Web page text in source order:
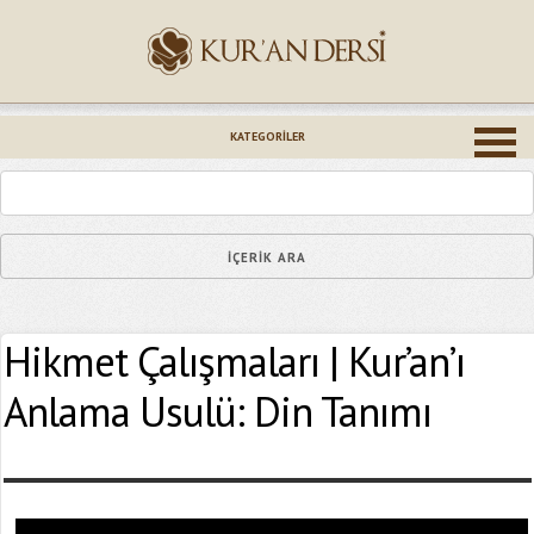
KATEGORILER
Hikmet Çalışmaları | Kur’an’ı
Anlama Usulü: Din Tanımı
Epostanız (*)
Yaşadığınız Hatanın Ayrıntıları